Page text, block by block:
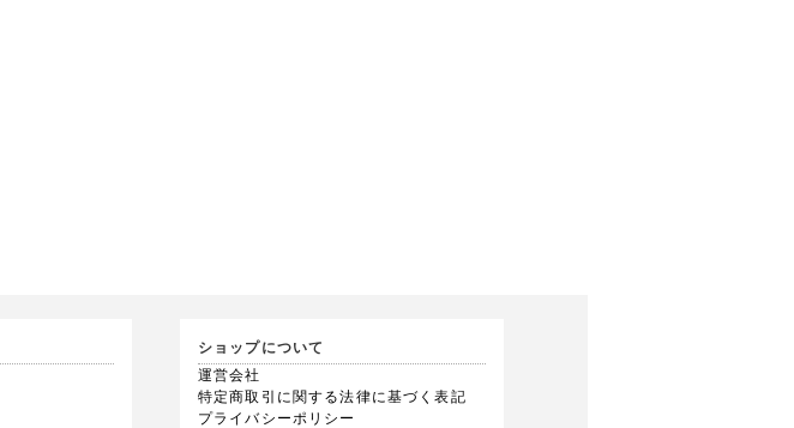
ショップについて
運営会社
特定商取引に関する法律に基づく表記
プライバシーポリシー